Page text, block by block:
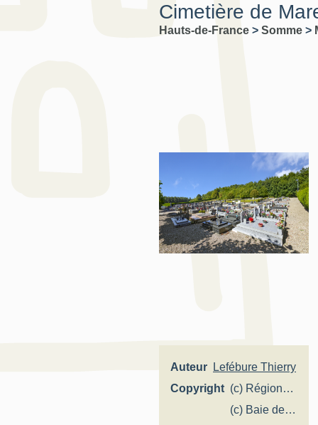
Cimetière de
Hauts-de-France > Somme >
Auteur
Lefébure Thierry
Copyright (c) Région
Hauts-de-
(c) Baie de